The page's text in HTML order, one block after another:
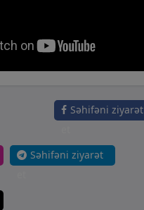
Səhifəni ziyarət
Səhifəni ziyarət